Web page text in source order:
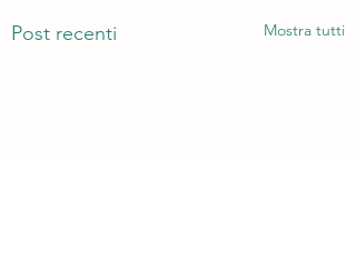
Post recenti Mostra tutti